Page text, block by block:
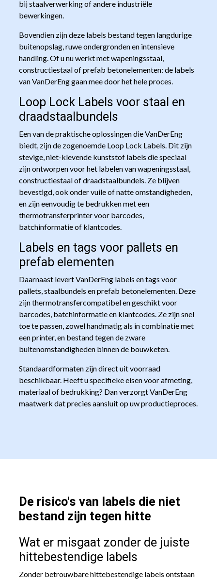
bij staalverwerking of andere industriële
bewerkingen.
Bovendien zijn deze labels bestand tegen langdurige
buitenopslag, ruwe ondergronden en intensieve
handling. Of u nu werkt met wapeningsstaal,
constructiestaal of prefab betonelementen: de labels
van VanDerEng gaan mee door het hele proces.
Loop Lock Labels voor staal en
draadstaalbundels
Een van de praktische oplossingen die VanDerEng
biedt, zijn de zogenoemde Loop Lock Labels. Dit zijn
stevige, niet-klevende kunststof labels die speciaal
zijn ontworpen voor het labelen van wapeningsstaal,
constructiestaal of draadstaalbundels. Ze blijven
bevestigd, ook onder vuile of natte omstandigheden,
en zijn eenvoudig te bedrukken met een
thermotransferprinter voor barcodes,
batchinformatie of klantcodes.
Labels en tags voor pallets en
prefab elementen
Daarnaast levert VanDerEng labels en tags voor
pallets, staalbundels en prefab betonelementen. Deze
zijn thermotransfercompatibel en geschikt voor
barcodes, batchinformatie en klantcodes. Ze zijn snel
toe te passen, zowel handmatig als in combinatie met
een printer, en bestand tegen de zware
buitenomstandigheden binnen de bouwketen.
Standaardformaten zijn direct uit voorraad
beschikbaar. Heeft u specifieke eisen voor afmeting,
materiaal of bedrukking? Dan verzorgt VanDerEng
maatwerk dat precies aansluit op uw productieproces.
De risico's van labels die niet
bestand zijn tegen hitte
Wat er misgaat zonder de juiste
hittebestendige labels
Zonder betrouwbare hittebestendige labels ontstaan